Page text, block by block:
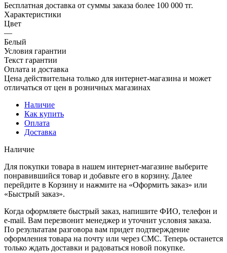
Бесплатная доставка от суммы заказа более 100 000 тг.
Характеристики
Цвет
—
Белый
Условия гарантии
Текст гарантии
Оплата и доставка
Цена действительна только для интернет-магазина и может
отличаться от цен в розничных магазинах
Наличие
Как купить
Оплата
Доставка
Наличие
Для покупки товара в нашем интернет-магазине выберите
понравившийся товар и добавьте его в корзину. Далее
перейдите в Корзину и нажмите на «Оформить заказ» или
«Быстрый заказ».
Когда оформляете быстрый заказ, напишите ФИО, телефон и
e-mail. Вам перезвонит менеджер и уточнит условия заказа.
По результатам разговора вам придет подтверждение
оформления товара на почту или через СМС. Теперь останется
только ждать доставки и радоваться новой покупке.